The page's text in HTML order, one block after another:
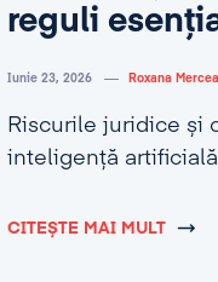
reguli
Iunie 23, 2026 Roxana Mercea
Riscurile juridice și
inteligență
CITEȘTE MAI MULT